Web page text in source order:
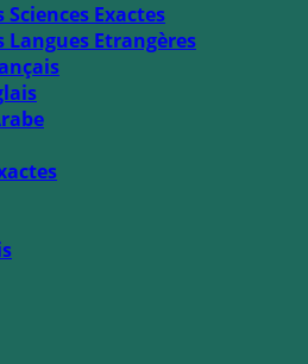
Exactes
Langues Etrangères